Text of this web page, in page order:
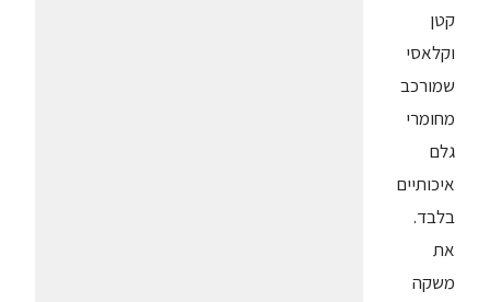
קטן
וקלאסי
שמורכב
מחומרי
גלם
איכותיים
בלבד.
את
משקה